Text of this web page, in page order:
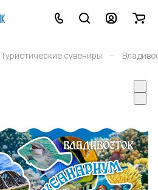
Туристические сувениры –